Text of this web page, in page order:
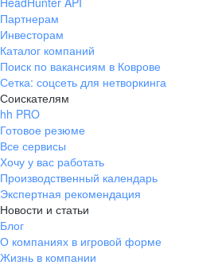
Партнерам
Инвесторам
Каталог компаний
Поиск по вакансиям в Коврове
Сетка: соцсеть для нетворкинга
Соискателям
hh PRO
Готовое резюме
Все сервисы
Хочу у вас работать
Производственный календарь
Экспертная рекомендация
Новости и статьи
Блог
О компаниях в игровой форме
Жизнь в компании